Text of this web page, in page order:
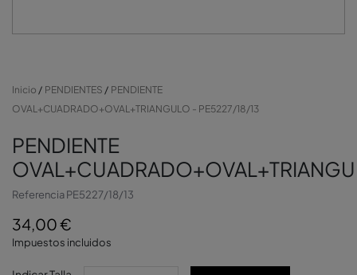
Inicio PENDIENTES
PENDIENTE
OVAL+CUADRADO+OVAL+TRIANGULO - PE5227/18/13
PENDIENTE
ReferenciaPE5227/18/13
34,00 €
Impuestos incluidos